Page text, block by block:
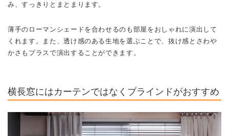
み、すっきりとまとまります。
薄手のローマンシェードを合わせるのも部屋をおしゃれに演出して
くれます。また、透け感のある生地を選ぶことで、抜け感とさわや
かさもプラスで演出することができます。
横長窓にはカーテンではなくブラインドがおすすめ